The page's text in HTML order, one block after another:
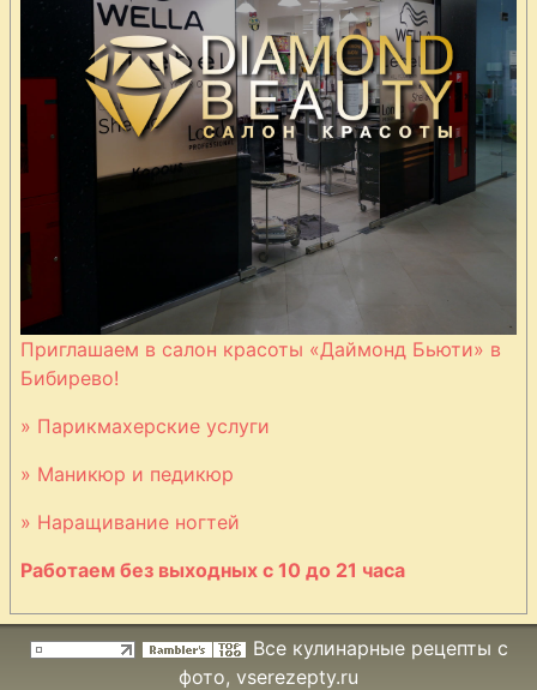
Приглашаем в салон красоты «Даймонд Бьюти» в
Бибирево!
» Парикмахерские услуги
» Маникюр и педикюр
» Наращивание ногтей
Работаем без выходных с 10 до 21 часа
Все кулинарные рецепты с
фото, vserezepty.ru